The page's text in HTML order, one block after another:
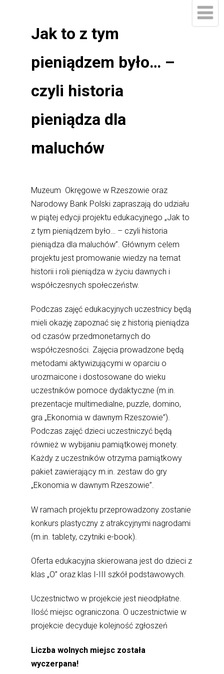
Jak to z tym
pieniądzem było… –
czyli historia
pieniądza dla
maluchów
Muzeum Okręgowe w Rzeszowie oraz
Narodowy Bank Polski zapraszają do udziału
w piątej edycji projektu edukacyjnego „Jak to
z tym pieniądzem było… – czyli historia
pieniądza dla maluchów”. Głównym celem
projektu jest promowanie wiedzy na temat
historii i roli pieniądza w życiu dawnych i
współczesnych społeczeństw.
Podczas zajęć edukacyjnych uczestnicy będą
mieli okazję zapoznać się z historią pieniądza
od czasów przedmonetarnych do
współczesności. Zajęcia prowadzone będą
metodami aktywizującymi w oparciu o
urozmaicone i dostosowane do wieku
uczestników pomoce dydaktyczne (m.in.
prezentacje multimedialne, puzzle, domino,
gra „Ekonomia w dawnym Rzeszowie”).
Podczas zajęć dzieci uczestniczyć będą
również w wybijaniu pamiątkowej monety.
Każdy z uczestników otrzyma pamiątkowy
pakiet zawierający m.in. zestaw do gry
„Ekonomia w dawnym Rzeszowie”.
W ramach projektu przeprowadzony zostanie
konkurs plastyczny z atrakcyjnymi nagrodami
(m.in. tablety, czytniki e-book).
Oferta edukacyjna skierowana jest do dzieci z
klas „O” oraz klas I-III szkół podstawowych.
Uczestnictwo w projekcie jest nieodpłatne.
Ilość miejsc ograniczona. O uczestnictwie w
projekcie decyduje kolejność zgłoszeń
Liczba wolnych miejsc została
wyczerpana!